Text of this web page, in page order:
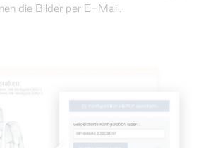
die Bilder per E-Mail.